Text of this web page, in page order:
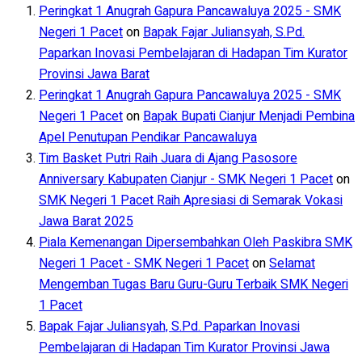
Peringkat 1 Anugrah Gapura Pancawaluya 2025 - SMK
Negeri 1 PacetonBapak Fajar Juliansyah, S.Pd.
Paparkan Inovasi Pembelajaran di Hadapan Tim Kurator
Provinsi Jawa Barat
Peringkat 1 Anugrah Gapura Pancawaluya 2025 - SMK
Negeri 1 PacetonBapak Bupati Cianjur Menjadi Pembina
Apel Penutupan Pendikar Pancawaluya
Tim Basket Putri Raih Juara di Ajang Pasosore
Anniversary Kabupaten Cianjur - SMK Negeri 1 Paceton
SMK Negeri 1 Pacet Raih Apresiasi di Semarak Vokasi
Jawa Barat 2025
Piala Kemenangan Dipersembahkan Oleh Paskibra SMK
Negeri 1 Pacet - SMK Negeri 1 PacetonSelamat
Mengemban Tugas Baru Guru-Guru Terbaik SMK Negeri
1 Pacet
Bapak Fajar Juliansyah, S.Pd. Paparkan Inovasi
Pembelajaran di Hadapan Tim Kurator Provinsi Jawa